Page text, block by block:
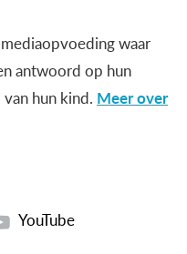
waar
antwoord op hun
hun kind. Meer over
YouTube